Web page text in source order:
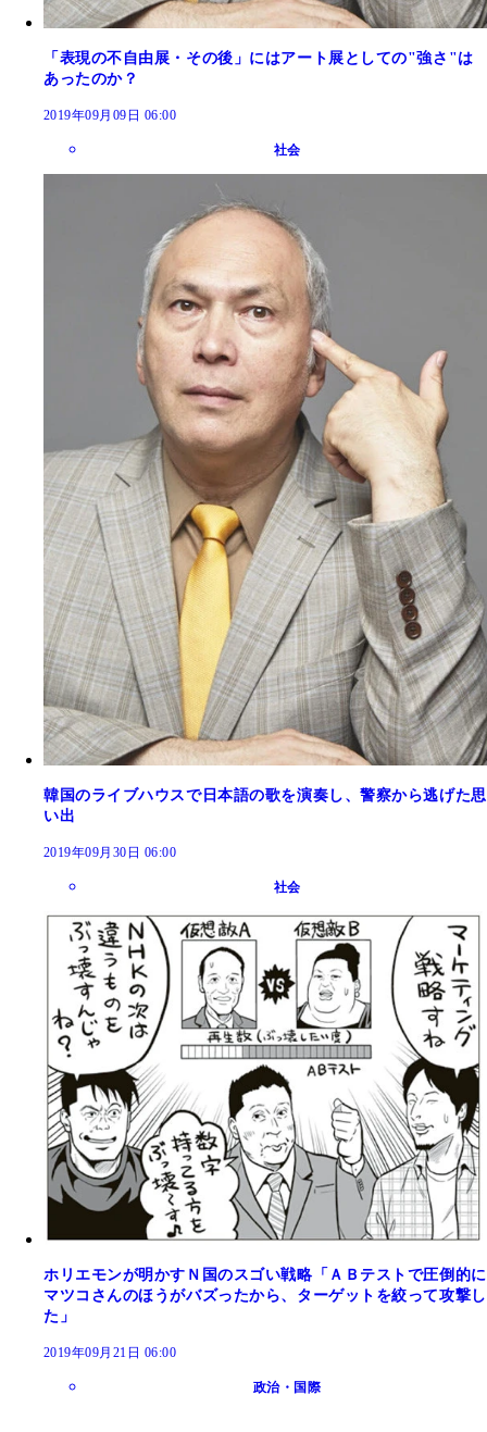
「表現の不自由展・その後」にはアート展としての"強さ"は
あったのか？
2019年09月09日 06:00
社会
韓国のライブハウスで日本語の歌を演奏し、警察から逃げた思
い出
2019年09月30日 06:00
社会
ホリエモンが明かすＮ国のスゴい戦略「ＡＢテストで圧倒的に
マツコさんのほうがバズったから、ターゲットを絞って攻撃し
た」
2019年09月21日 06:00
政治・国際